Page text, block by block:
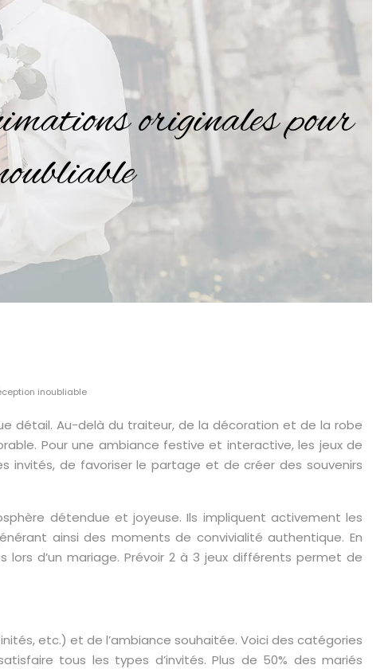
originales pour
inoubliable
détail. Au-delà du traiteur, de la décoration et de la robe
Pour une ambiance festive et interactive, les jeux de
invités, de favoriser le partage et de créer des souvenirs
détendue et joyeuse. Ils impliquent activement les
ainsi des moments de convivialité authentique. En
lors d’un mariage. Prévoir 2 à 3 jeux différents permet de
etc.) et de l’ambiance souhaitée. Voici des catégories
tous les types d’invités. Plus de 50% des mariés